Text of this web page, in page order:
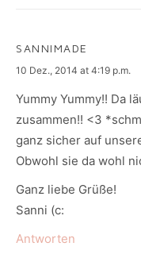
SANNIMADE
says:
10 Dez., 2014 at 4:19 p.m.
Yummy Yummy!! Da
zusammen!! <3
ganz sicher auf
Obwohl sie da wohl
Ganz liebe Grüße!
Sanni (c:
Antworten